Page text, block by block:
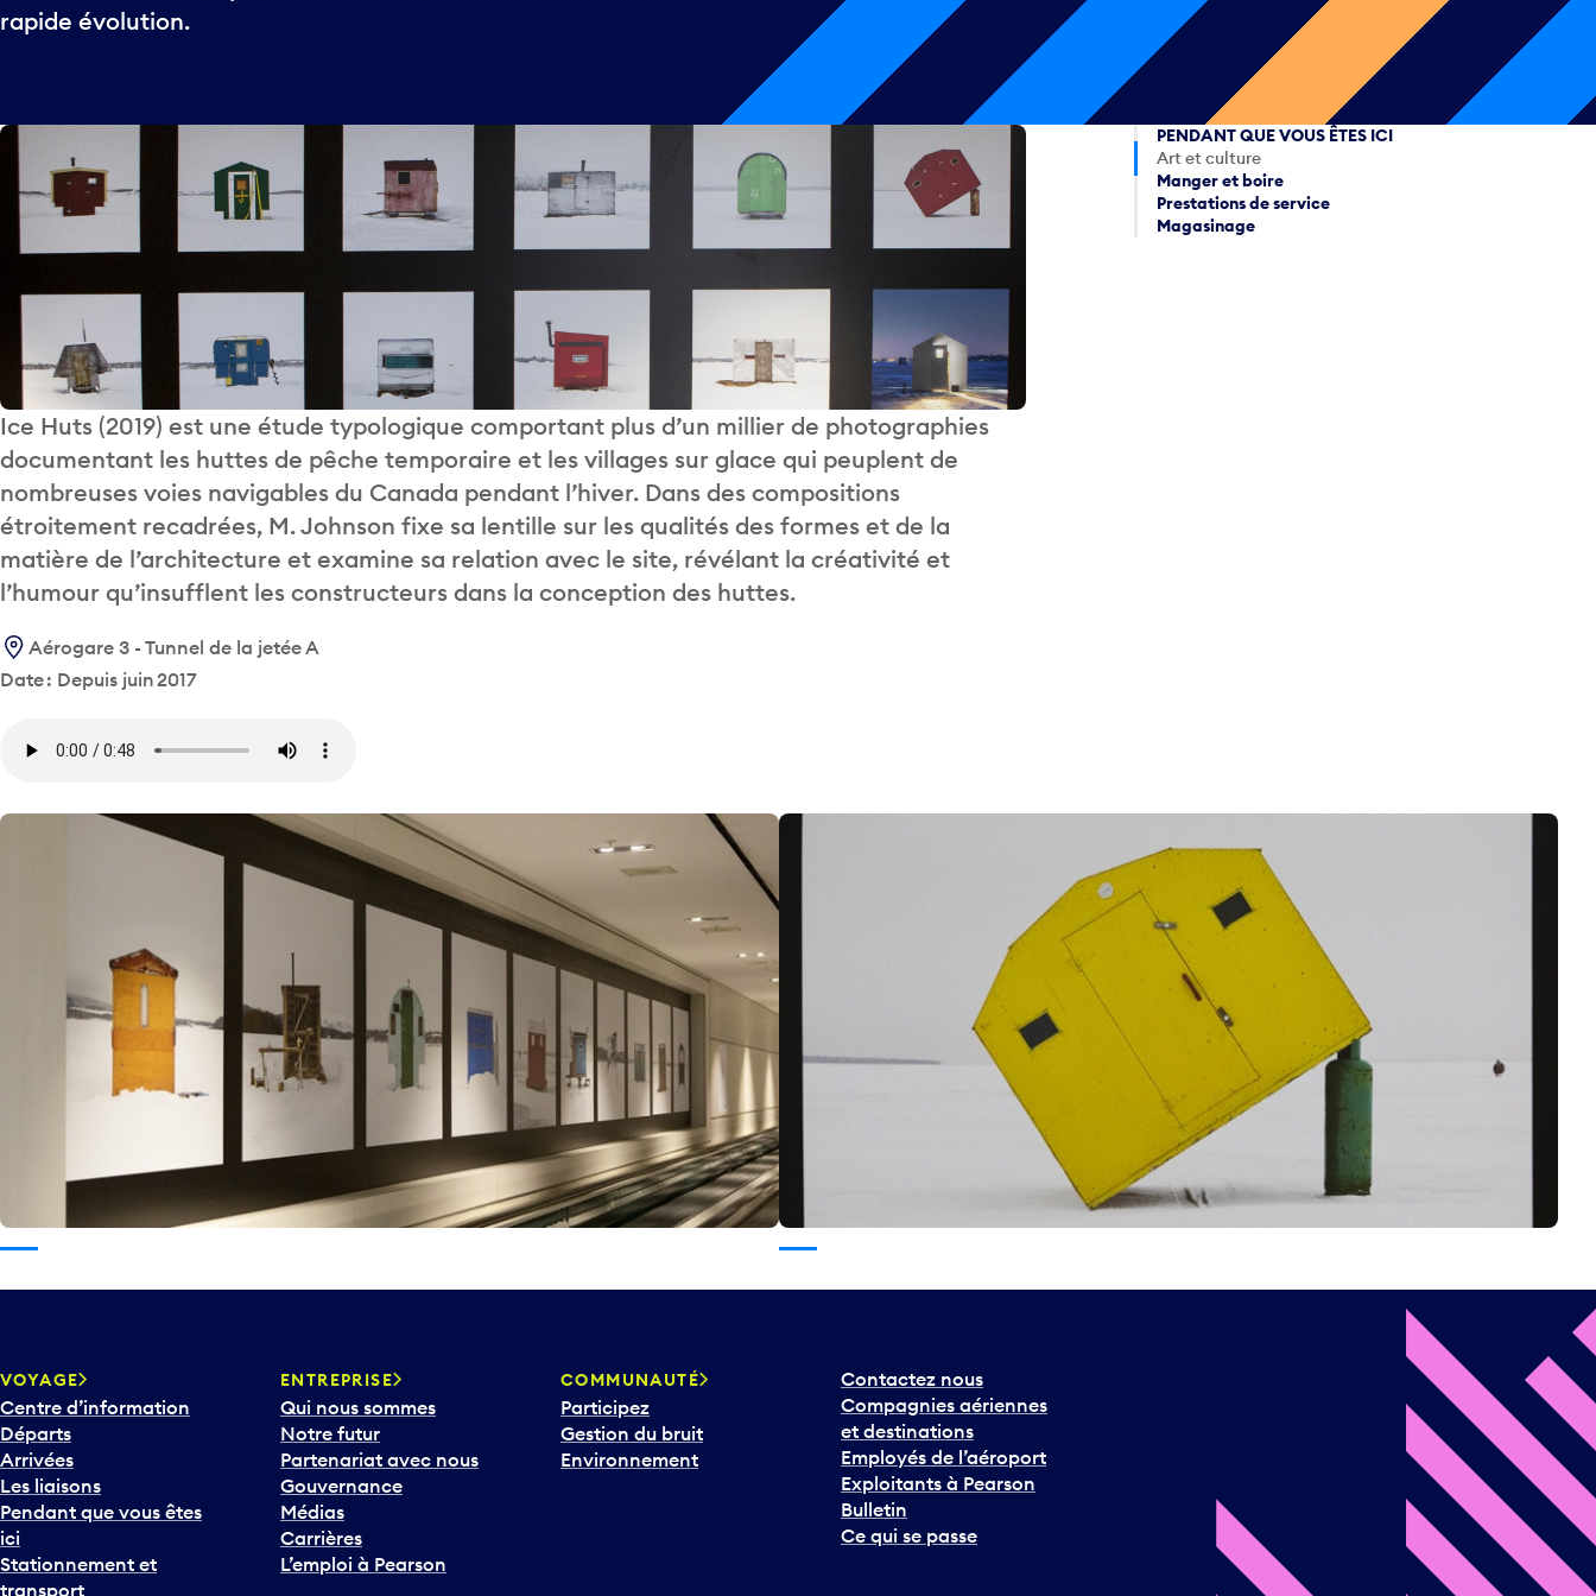
rapide évolution.
Ice Huts (2019) est une étude typologique comportant plus d’un millier de photographies
documentant les huttes de pêche temporaire et les villages sur glace qui peuplent de
nombreuses voies navigables du Canada pendant l’hiver. Dans des compositions
étroitement recadrées, M. Johnson fixe sa lentille sur les qualités des formes et de la
matière de l’architecture et examine sa relation avec le site, révélant la créativité et
l’humour qu’insufflent les constructeurs dans la conception des huttes.
Aérogare 3 - Tunnel de la jetée A
Date : Depuis juin 2017
PENDANT QUE VOUS ÊTES ICI
Art et culture
Manger et boire
Prestations de service
Magasinage
VOYAGE
Centre d’information
Départs
Arrivées
Les liaisons
Pendant que vous êtes
ici
Stationnement et
transport
ENTREPRISE
Qui nous sommes
Notre futur
Partenariat avec nous
Gouvernance
Médias
Carrières
L’emploi à Pearson
COMMUNAUTÉ
Participez
Gestion du bruit
Environnement
Contactez nous
Compagnies aériennes
et destinations
Employés de l’aéroport
Exploitants à Pearson
Bulletin
Ce qui se passe